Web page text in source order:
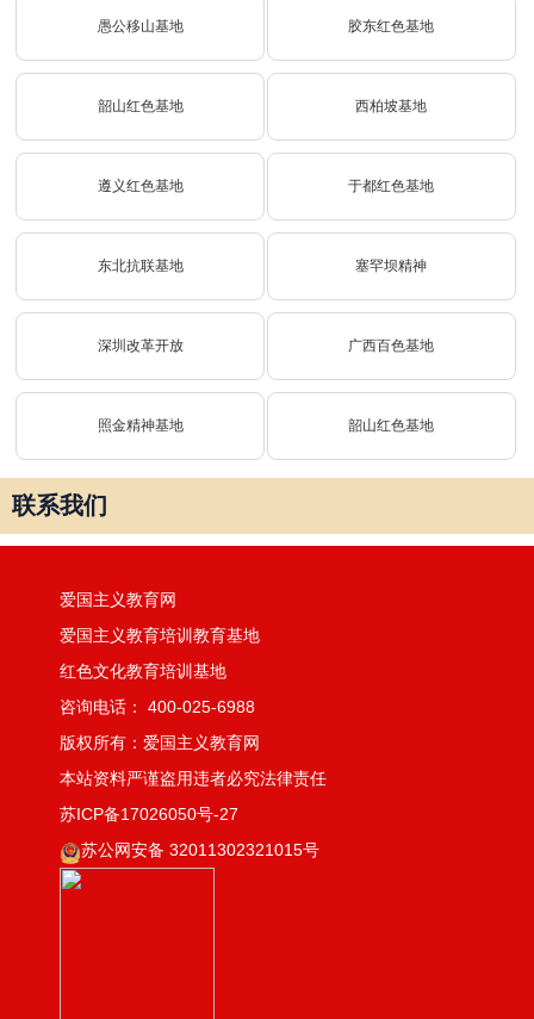
愚公移山基地 胶东红色基地
韶山红色基地 西柏坡基地
遵义红色基地 于都红色基地
东北抗联基地 塞罕坝精神
深圳改革开放 广西百色基地
照金精神基地 韶山红色基地
联系我们
爱国主义教育网
爱国主义教育培训教育基地
红色文化教育培训基地
咨询电话： 400-025-6988
版权所有：爱国主义教育网
本站资料严谨盗用违者必究法律责任
苏ICP备17026050号-27
苏公网安备 32011302321015号